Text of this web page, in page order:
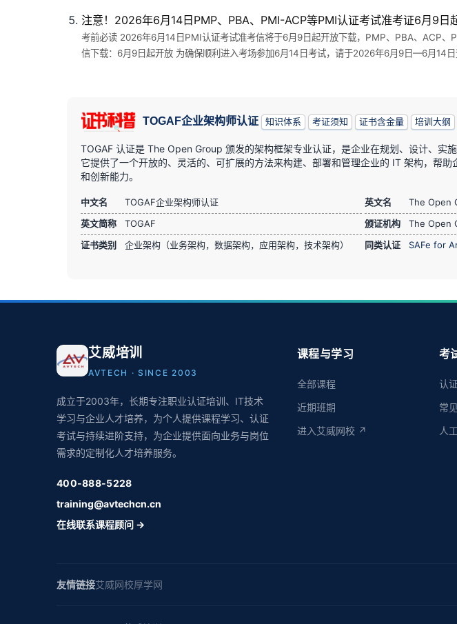
注意！2026年6月14日PMP、PBA、PMI-ACP等PMI认证考试准考证6月9日
考前必读 2026年6月14日PMI认证考试准考信将于6月9日起开放下载，PMP、PBA、ACP
信下载：6月9日起开放 为确保顺利进入考场参加6月14日考试，请于2026年6月9日—6月14
TOGAF企业架构师认证 知识体系 考证须知 证书含金量 培训大纲
TOGAF 认证是 The Open Group 颁发的架构框架专业认证，是企业在规划、设计、实
它提供了一个开放的、灵活的、可扩展的方法来构建、部署和管理企业的 IT 架构，帮
和创新能力。
中文名 TOGAF企业架构师认证 英文名
The Open
英文简称
TOGAF 颁证机构
The Open
证书类别
企业架构（业务架构，数据架构，应用架构，技术架构） 同类认证 SAFe for
艾威培训
AVTECH · SINCE 2003
成立于2003年，长期专注职业认证培训、IT技术
学习与企业人才培养，为个人提供课程学习、认证
考试与持续进阶支持，为企业提供面向业务与岗位
需求的定制化人才培养服务。
400-888-5228
training@avtechcn.cn
在线联系课程顾问 →
课程与学习
全部课程
近期班期
进入艾威网校 ↗
考
认
常
人
友情链接艾威网校厚学网